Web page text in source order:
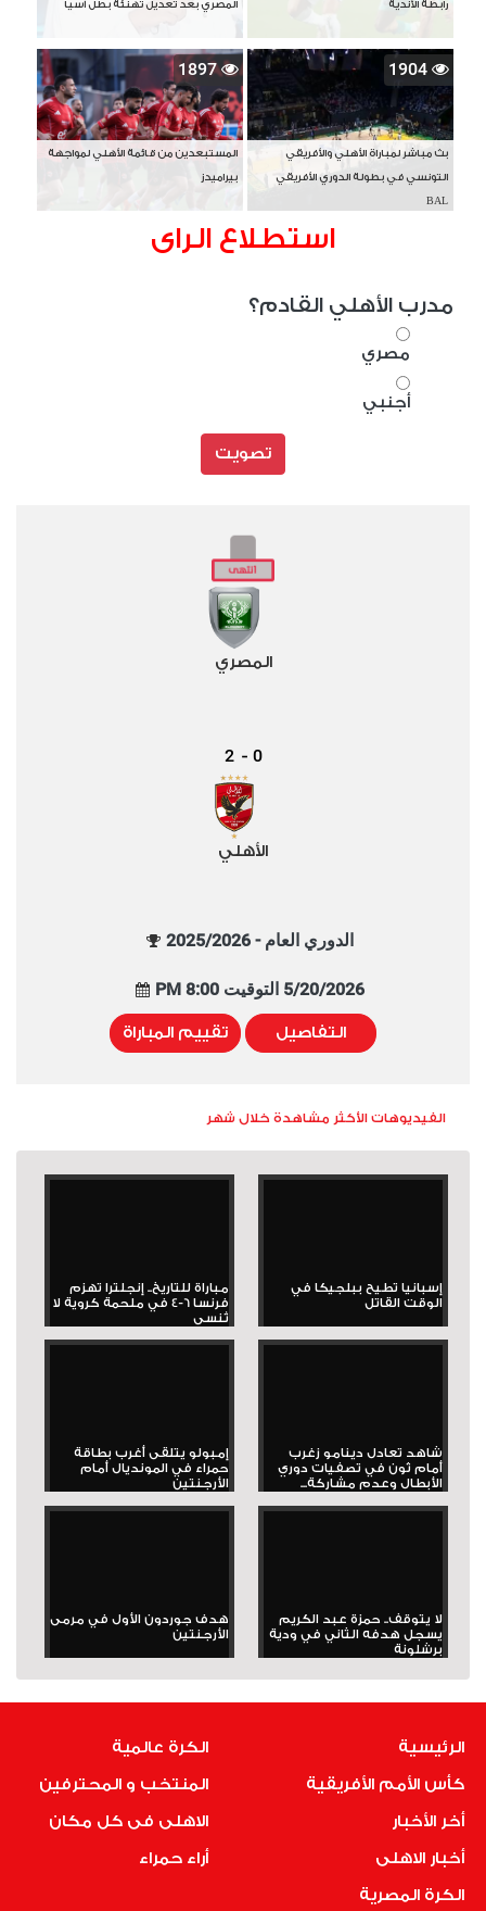
رابطة الأندية المصري بعد تعديل تهنئة بطل آسيا
1904
بث مباشر لمباراة الأهلي والأفريقي
التونسي في بطولة الدوري الأفريقي
BAL
1897
المستبعدين من قائمة الأهلي لمواجهة
بيراميدز
استطلاع الراى
مدرب الأهلي القادم؟
مصري
أجنبي
تصويت
المصري
0
-
2
الأهلي
الدوري العام - 2025/2026
5/20/2026 التوقيت 8:00 PM
التفاصيل تقييم المباراة
الفيديوهات الأكثر مشاهدة خلال شهر
إسبانيا تطيح ببلجيكا في
الوقت القاتل
مباراة للتاريخ.. إنجلترا تهزم
فرنسا 6-4 في ملحمة كروية لا
تُنسى
شاهد تعادل دينامو زغرب
أمام ثون في تصفيات دوري
الأبطال وعدم مشاركة...
إمبولو يتلقى أغرب بطاقة
حمراء في المونديال أمام
الأرجنتين
لا يتوقف.. حمزة عبد الكريم
يسجل هدفه الثاني في ودية
برشلونة
هدف جوردون الأول في مرمى
الأرجنتين
الرئيسية
كأس الأمم الأفريقية
أخر الأخبار
أخبار الاهلى
الكرة المصرية
الكرة عالمية
المنتخب و المحترفين
الاهلى فى كل مكان
أراء حمراء